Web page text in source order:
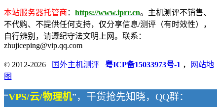
本站服务器托管商 ： https://www.iprr.cn。主机测评不销售、
不代购、不提供任何支持，仅分享信息/测评（有时效性），
自行辨别，请遵纪守法文明上网。联系：
zhujiceping@vip.qq.com
© 2012-2026 国外主机测评 粤ICP备15033973号-1 ，
网站地
图
“VPS/云/物理机”，干货抢先知晓，QQ群：